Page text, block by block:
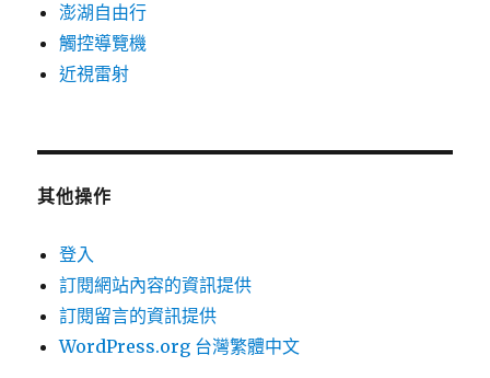
澎湖自由行
觸控導覽機
近視雷射
其他操作
登入
訂閱網站內容的資訊提供
訂閱留言的資訊提供
WordPress.org 台灣繁體中文